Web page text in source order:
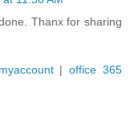
Thanx for sharing
|office 365